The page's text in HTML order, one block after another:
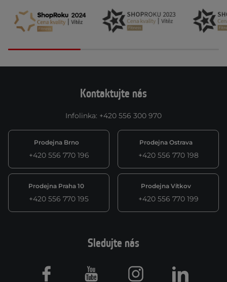
Kontaktujte nás
Infolinka: +420 556 300 970
Prodejna Brno
+420 556 770 196
Prodejna Ostrava
+420 556 770 198
Prodejna Praha 10
+420 556 770 195
Prodejna Vítkov
+420 556 770 199
Sledujte nás
Facebook Youtube Instagram LinkedIn